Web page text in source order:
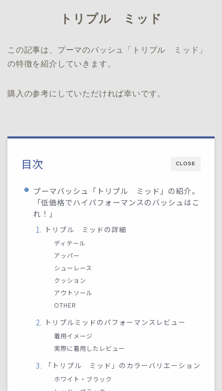
トリプル ミッド
この記事は、プーマのバッシュ「トリプル ミッド」
の特徴を紹介していきます。
購入の参考にしていただければ幸いです。
CLOSE
目次
プーマバッシュ「トリプル ミッド」の紹介。
「低価格でハイパフォーマンスのバッシュはこ
れ！」
トリプル ミッドの詳細
ディテール
アッパー
シューレース
クッション
アウトソール
OTHER
トリプルミッドのパフォーマンスレビュー
着用イメージ
実際に着用したレビュー
「トリプル ミッド」のカラーバリエーション
ホワイト・ブラック